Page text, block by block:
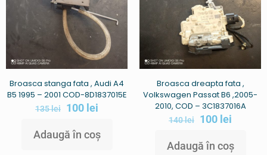
Broasca stanga fata , Audi A4
B5 1995 – 2001 COD-8D1837015E
135lei 100 lei
Adaugă în coș
Broasca dreapta fata ,
Volkswagen Passat B6 ,2005-
2010, COD – 3C1837016A
140lei 100 lei
Adaugă în coș